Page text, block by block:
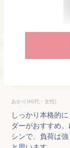
あかり(40代・女性)
しっかり本格的
ダーがおすすめ
シンで、負荷は